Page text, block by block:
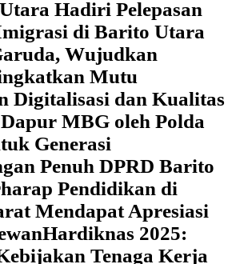
Hadiri Pelepasan
di Barito Utara
Wujudkan
Mutu
Digitalisasi dan Kualitas
MBG oleh Polda
Generasi
Penuh DPRD Barito
Pendidikan di
Mendapat Apresiasi
Hardiknas 2025:
Tenaga Kerja